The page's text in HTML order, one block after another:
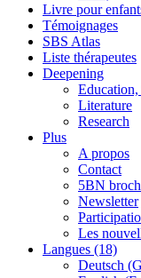
Livre pour
Témoignages
SBS Atlas
Liste thérapeutes
Deepening
Literature
Research
Plus
A propos
Contact
5BN
Newsletter
Les
Langues (18)
Deutsch